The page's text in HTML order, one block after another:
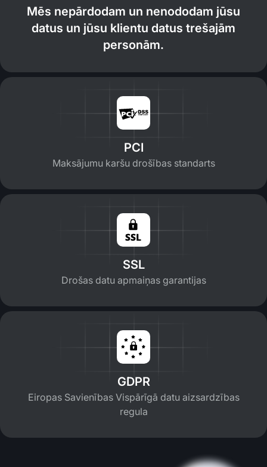
Mēs nepārdodam un nenododam jūsu
datus un jūsu klientu datus trešajām
personām.
PCI
Maksājumu karšu drošības standarts
SSL
Drošas datu apmaiņas garantijas
GDPR
Eiropas Savienības Vispārīgā datu aizsardzības
regula